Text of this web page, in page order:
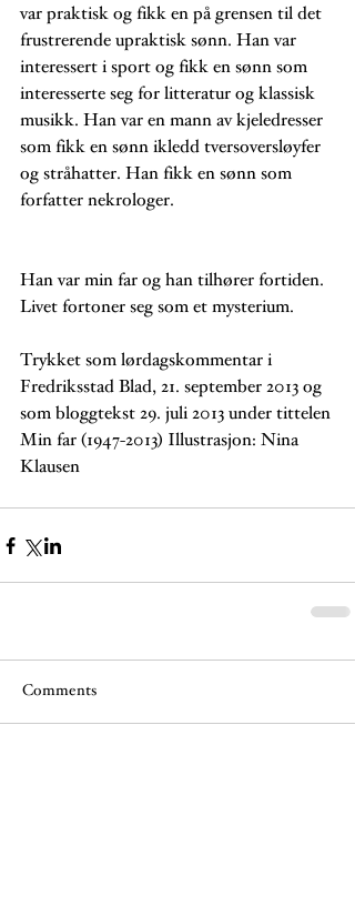
var praktisk og fikk en på grensen til det
frustrerende upraktisk sønn. Han var
interessert i sport og fikk en sønn som
interesserte seg for litteratur og klassisk
musikk. Han var en mann av kjeledresser
som fikk en sønn ikledd tversoversløyfer
og stråhatter. Han fikk en sønn som
forfatter nekrologer.
Han var min far og han tilhører fortiden.
Livet fortoner seg som et mysterium.
Trykket som lørdagskommentar i
Fredriksstad Blad, 21. september 2013 og
som bloggtekst 29. juli 2013 under tittelen
Min far (1947-2013) Illustrasjon: Nina
Klausen
Comments